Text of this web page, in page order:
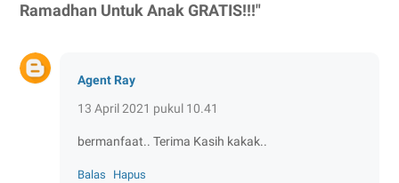
Ramadhan Untuk Anak GRATIS!!!"
Agent Ray
13 April 2021 pukul 10.41
bermanfaat.. Terima Kasih kakak..
Balas Hapus